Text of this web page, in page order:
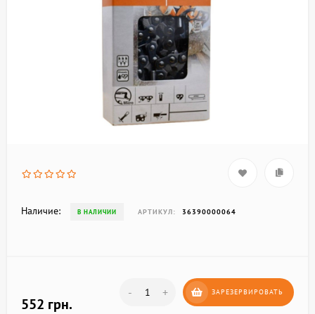
Наличие: В НАЛИЧИИ АРТИКУЛ: 36390000064
552 грн.
- + ЗАРЕЗЕРВИРОВАТЬ